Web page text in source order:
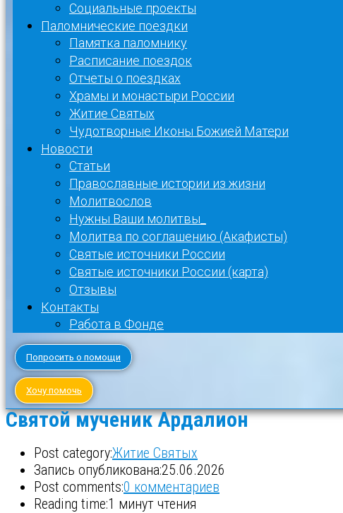
Социальные проекты
Паломнические поездки
Памятка паломнику
Расписание поездок
Отчеты о поездках
Храмы и монастыри России
Житие Святых
Чудотворные Иконы Божией Матери
Новости
Статьи
Православные истории из жизни
Молитвослов
Нужны Ваши молитвы_
Молитва по соглашению (Акафисты)
Святые источники России
Святые источники России (карта)
Отзывы
Контакты
Работа в Фонде
Попросить о помощи
Хочу помочь
Святой мученик Ардалион
Post category:Житие Святых
Запись опубликована:25.06.2026
Post comments:0 комментариев
Reading time:1 минут чтения